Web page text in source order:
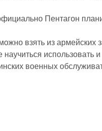
Пентагон
взять из
научиться
военных